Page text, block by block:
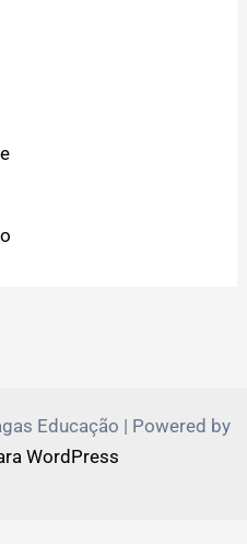
Educação | Powered by
WordPress